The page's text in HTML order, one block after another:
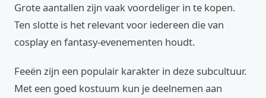
Grote aantallen zijn vaak voordeliger in te kopen.
Ten slotte is het relevant voor iedereen die van
cosplay en fantasy-evenementen houdt.
Feeën zijn een populair karakter in deze subcultuur.
Met een goed kostuum kun je deelnemen aan